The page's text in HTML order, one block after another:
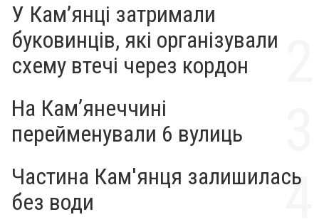
У Кам’янці затримали
буковинців, які організували
схему втечі через кордон
На Камʼянеччині
перейменували 6 вулиць
Частина Кам'янця залишилась
без води